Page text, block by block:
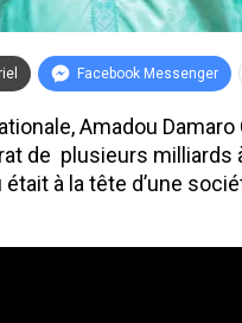
Facebook Messenger
Amadou
de plusieurs milliards
à la tête d’une